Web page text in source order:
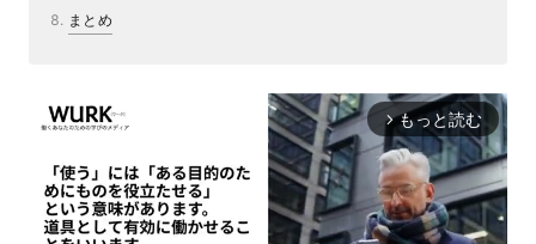
まとめ
arrow_forward_ios もっと読む